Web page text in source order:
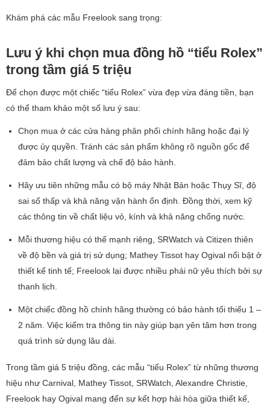
Khám phá các mẫu Freelook sang trọng:
Lưu ý khi chọn mua đồng hồ “tiểu Rolex”
trong tầm giá 5 triệu
Để chọn được một chiếc “tiểu Rolex” vừa đẹp vừa đáng tiền, bạn
có thể tham khảo một số lưu ý sau:
Chọn mua ở các cửa hàng phân phối chính hãng hoặc đại lý
được ủy quyền. Tránh các sản phẩm không rõ nguồn gốc để
đảm bảo chất lượng và chế độ bảo hành.
Hãy ưu tiên những mẫu có bộ máy Nhật Bản hoặc Thụy Sĩ, độ
sai số thấp và khả năng vận hành ổn định. Đồng thời, xem kỹ
các thông tin về chất liệu vỏ, kính và khả năng chống nước.
Mỗi thương hiệu có thế mạnh riêng, SRWatch và Citizen thiên
về độ bền và giá trị sử dụng; Mathey Tissot hay Ogival nổi bật ở
thiết kế tinh tế; Freelook lại được nhiều phái nữ yêu thích bởi sự
thanh lịch.
Một chiếc đồng hồ chính hãng thường có bảo hành tối thiểu 1 –
2 năm. Việc kiểm tra thông tin này giúp bạn yên tâm hơn trong
quá trình sử dụng lâu dài.
Trong tầm giá 5 triệu đồng, các mẫu “tiểu Rolex” từ những thương
hiệu như Carnival, Mathey Tissot, SRWatch, Alexandre Christie,
Freelook hay Ogival mang đến sự kết hợp hài hòa giữa thiết kế,